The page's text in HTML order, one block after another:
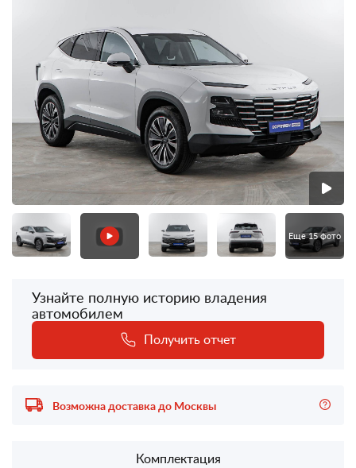
Еще 15 фото
Узнайте полную историю владения
автомобилем
Получить отчет
Возможна доставка до Москвы
Комплектация